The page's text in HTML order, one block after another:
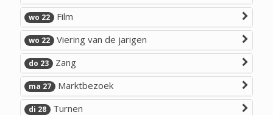
wo 22 Film
wo 22 Viering van de jarigen
do 23 Zang
ma 27 Marktbezoek
di 28 Turnen